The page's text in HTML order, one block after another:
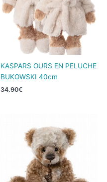
KASPARS OURS EN PELUCHE
BUKOWSKI 40cm
34.90€